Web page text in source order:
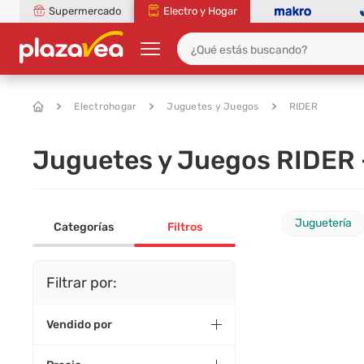
Supermercado Electro y Hogar
Electrohogar Juguetes y Juegos RIDER
Juguetes y Juegos RIDER
Categorías Filtros
Filtrar por:
Vendido por
Juguetería